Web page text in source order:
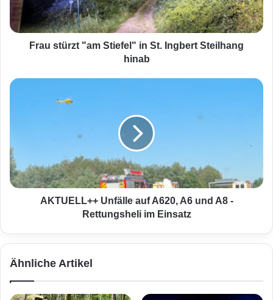
ü
z
m
f
e
l
"
I
Frau stürzt "am Stiefel" in St. Ingbert Steilhang
hinab
A
L
L
+
+
l
AKTUELL++ Unfälle auf A620, A6 und A8 -
Rettungsheli im Einsatz
Ähnliche Artikel